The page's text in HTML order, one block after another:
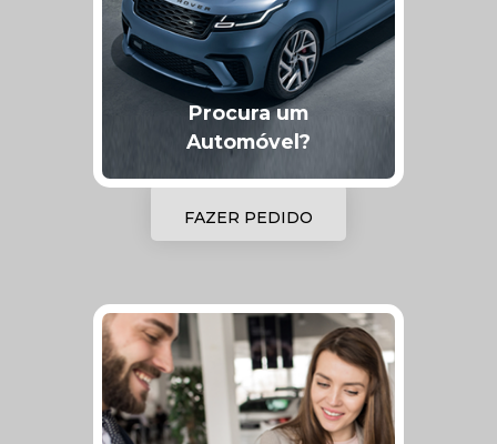
Procura um
Automóvel?
FAZER PEDIDO